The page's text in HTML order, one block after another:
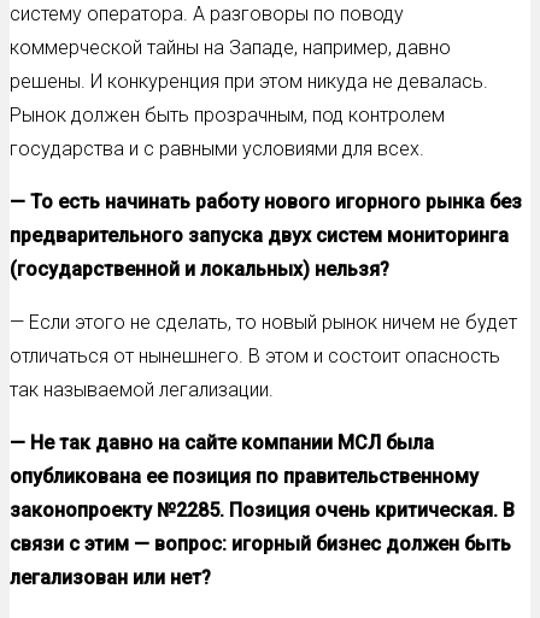
систему оператора. А разговоры по поводу
коммерческой тайны на Западе, например, давно
решены. И конкуренция при этом никуда не девалась.
Рынок должен быть прозрачным, под контролем
государства и с равными условиями для всех.
— То есть начинать работу нового игорного рынка без
предварительного запуска двух систем мониторинга
(государственной и локальных) нельзя?
— Если этого не сделать, то новый рынок ничем не будет
отличаться от нынешнего. В этом и состоит опасность
так называемой легализации.
— Не так давно на сайте компании МСЛ была
опубликована ее позиция по правительственному
законопроекту №2285. Позиция очень критическая. В
связи с этим — вопрос: игорный бизнес должен быть
легализован или нет?